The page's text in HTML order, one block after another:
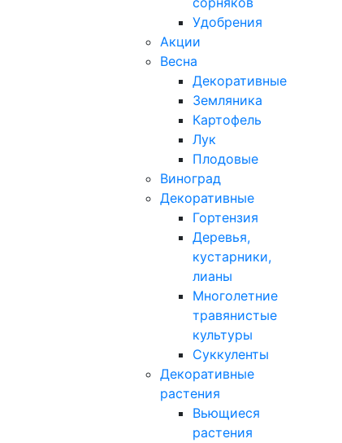
Удобрения
Акции
Весна
Декоративные
Земляника
Картофель
Лук
Плодовые
Виноград
Декоративные
Гортензия
Деревья,
кустарники,
лианы
Многолетние
травянистые
культуры
Суккуленты
Декоративные
растения
Вьющиеся
растения